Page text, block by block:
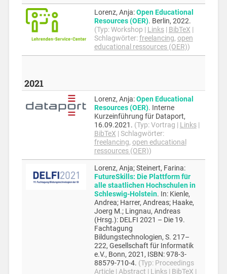
Lorenz, Anja:Open Educational
Resources (OER). Berlin, 2022.
(Typ:Workshop | Links| BibTeX |
Schlagwörter:freelancing, open
educational ressources (OER))
2021
Lorenz, Anja:Open Educational
Resources (OER). Interne
Kurzeinführung für Dataport,
16.09.2021 . (Typ:Vortrag | Links|
BibTeX | Schlagwörter:
freelancing, open educational
ressources (OER))
Lorenz, Anja; Steinert, Farina:
FutureSkills: Die Plattform für
alle staatlichen Hochschulen in
Schleswig-Holstein. In: Kienle,
Andrea; Harrer, Andreas; Haake,
Joerg M.; Lingnau, Andreas
(Hrsg.): DELFI 2021 – Die 19.
Fachtagung
Bildungstechnologien, S. 217–
222, Gesellschaft für Informatik
e.V., Bonn, 2021, ISBN: 978-3-
88579-710-4. (Typ: Proceedings
Article| Abstract | Links| BibTeX |